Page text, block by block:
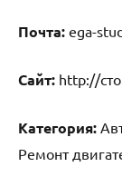
Почта: ega-
Cайт: http://
Категория:
Ремонт